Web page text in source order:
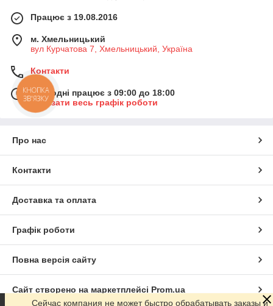
Працює з 19.08.2016
м. Хмельницький
вул Курчатова 7, Хмельницький, Україна
Контакти
Сьогодні працює з 09:00 до 18:00
Показати весь графік роботи
Про нас
Контакти
Доставка та оплата
Графік роботи
Повна версія сайту
Сайт створено на маркетплейсі Prom.ua
Сейчас компания не может быстро обрабатывать заказы и
КНОПКА
ЗВ'ЯЗКУ